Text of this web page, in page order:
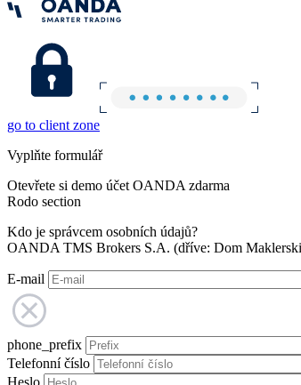
go to client zone
Vyplňte formulář
Otevřete si demo účet OANDA zdarma
Rodo section
Kdo je správcem osobních údajů?
OANDA TMS Brokers S.A. (dříve: Dom
E-mail
phone_prefix
Telefonní číslo
Heslo